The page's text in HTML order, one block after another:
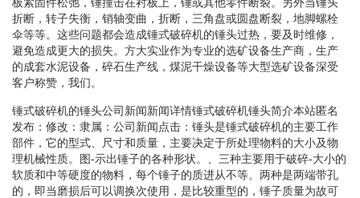
折断，转子失衡，销轴变曲，折断，三角盘或圆盘断裂，地脚螺栓
伞等等。这些问题都会造成锤式破碎机的锤头过热，要及时维修，
避免造成更大的损失。方大实业作为专业的选矿设备生产商，生产
的成套水泥设备，碎石生产线，煤泥干燥设备等大型选矿设备深受
客户称赞，我们。
锤式破碎机的锤头公司新闻新闻详情锤式破碎机锤头简介本站匿名
发布：修改：隶属：公司新闻点击：锤头是锤式破碎机的主要工作
部件，它的型式、尺寸和质量，主要决定于所处理物料的大小及物
理机械性质。图-示出锤子的各种形状。、三种主要用于破碎-大小的
软质和中等硬度的物料，每个锤子的质进从不等。两种是两端带孔
的，即当磨损后可以调换次使用，是比较重型的，锤子质量为故可